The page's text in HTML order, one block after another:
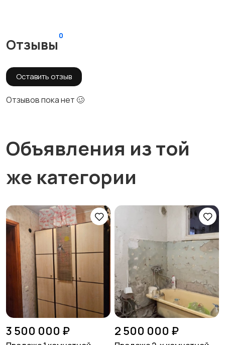
Отзывы
0
Оставить отзыв
Отзывов пока нет 🥴
Объявления из той
же категории
3 500 000 ₽ 2 500 000 ₽